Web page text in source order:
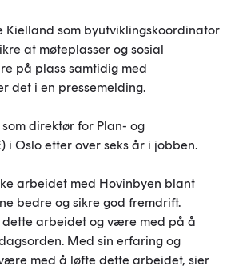
Kielland som byutviklingskoordinator
at møteplasser og sosial
på plass samtidig med
det i en pressemelding.
direktør for Plan- og
i Oslo etter over seks år i jobben.
arbeidet med Hovinbyen blant
bedre og sikre god fremdrift.
dette arbeidet og være med på å
Med sin erfaring og
med å løfte dette arbeidet, sier